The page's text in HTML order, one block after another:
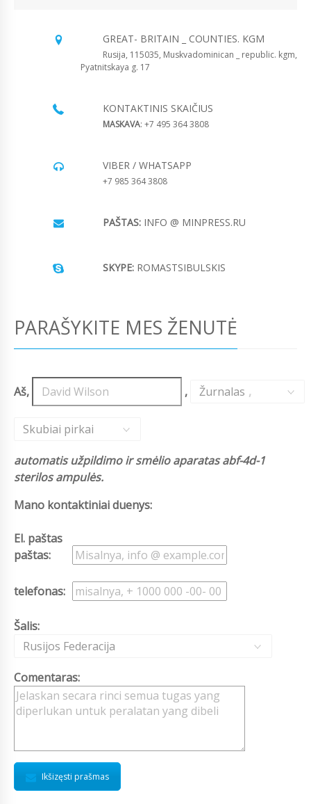
GREAT- BRITAIN _ COUNTIES. KGM
Rusija, 115035, Muskvadominican _ republic. kgm,
Pyatnitskaya g. 17
KONTAKTINIS SKAIČIUS
MASKAVA: +7 495 364 3808
VIBER / WHATSAPP
+7 985 364 3808
PAŠTAS: INFO @ MINPRESS.RU
SKYPE: ROMASTSIBULSKIS
PARAŠYKITE MES ŽENUTĖ
Aš, , Žurnalas ,
Skubiai pirkai
automatis užpildimo ir smėlio aparatas abf-4d-1
sterilos ampulės.
Mano kontaktiniai duenys:
El. paštas
paštas:
telefonas:
Šalis:
Rusijos Federacija
Comentaras:
Ikšizęsti prašmas